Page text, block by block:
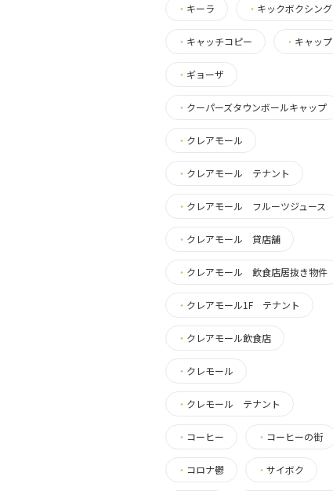
・ キーラ ・ キックボクシング
・ キャッチコピー ・ キャップ
・ ギョーザ
・ クーパーズタウンボールキャップ
・ クレアモール
・ クレアモール テナント
・ クレアモール フルーツジュース
・ クレアモール 貸店舗
・ クレアモール 飲食店居抜き物件
・ クレアモール1F テナント
・ クレアモール飲食店
・ クレモール
・ クレモール テナント
・ コーヒー ・ コーヒーの街
・ コロナ鬱 ・ サイボク